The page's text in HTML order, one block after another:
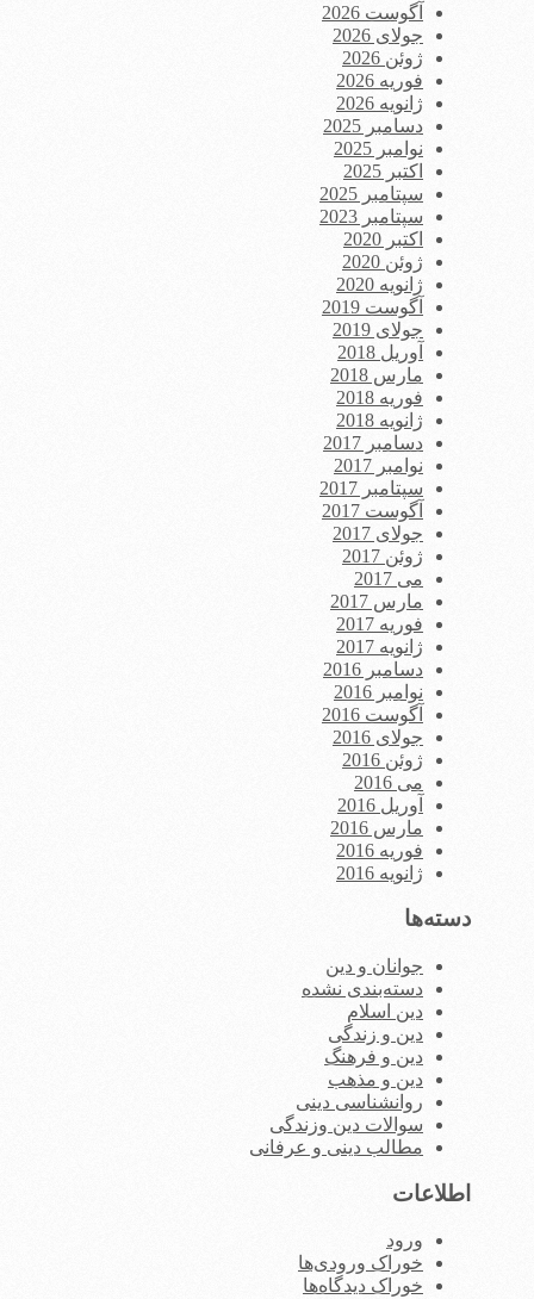
آگوست 2026
جولای 2026
ژوئن 2026
فوریه 2026
ژانویه 2026
دسامبر 2025
نوامبر 2025
اکتبر 2025
سپتامبر 2025
سپتامبر 2023
اکتبر 2020
ژوئن 2020
ژانویه 2020
آگوست 2019
جولای 2019
آوریل 2018
مارس 2018
فوریه 2018
ژانویه 2018
دسامبر 2017
نوامبر 2017
سپتامبر 2017
آگوست 2017
جولای 2017
ژوئن 2017
می 2017
مارس 2017
فوریه 2017
ژانویه 2017
دسامبر 2016
نوامبر 2016
آگوست 2016
جولای 2016
ژوئن 2016
می 2016
آوریل 2016
مارس 2016
فوریه 2016
ژانویه 2016
دسته‌ها
جوانان و دین
دسته‌بندی نشده
دین اسلام
دین و زندگی
دین و فرهنگ
دین و مذهب
روانشناسی دینی
سوالات دین وزندگی
مطالب دینی و عرفانی
اطلاعات
ورود
خوراک ورودی‌ها
خوراک دیدگاه‌ها